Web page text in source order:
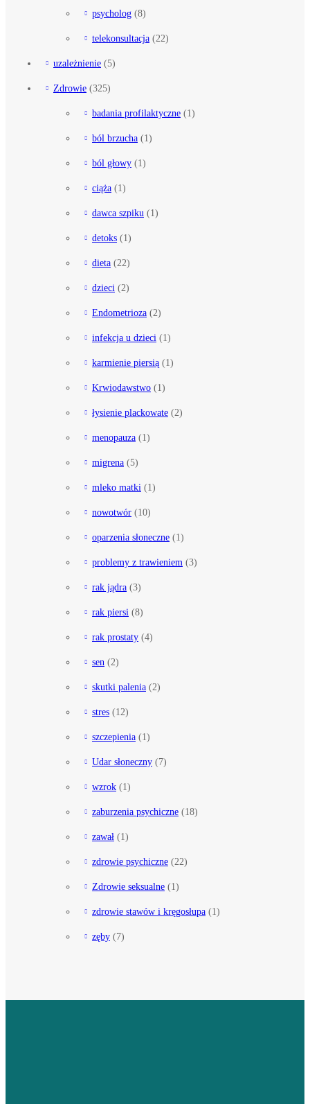
psycholog (8)
telekonsultacja (22)
uzależnienie (5)
Zdrowie (325)
badania profilaktyczne (1)
ból brzucha (1)
ból głowy (1)
ciąża (1)
dawca szpiku (1)
detoks (1)
dieta (22)
dzieci (2)
Endometrioza (2)
infekcja u dzieci (1)
karmienie piersią (1)
Krwiodawstwo (1)
łysienie plackowate (2)
menopauza (1)
migrena (5)
mleko matki (1)
nowotwór (10)
oparzenia słoneczne (1)
problemy z trawieniem (3)
rak jądra (3)
rak piersi (8)
rak prostaty (4)
sen (2)
skutki palenia (2)
stres (12)
szczepienia (1)
Udar słoneczny (7)
wzrok (1)
zaburzenia psychiczne (18)
zawał (1)
zdrowie psychiczne (22)
Zdrowie seksualne (1)
zdrowie stawów i kręgosłupa (1)
zęby (7)